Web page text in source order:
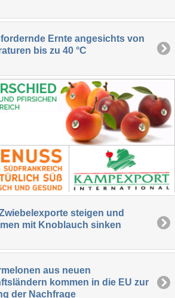
Ernte angesichts von
bis zu 40 °C
steigen und
mit Knoblauch sinken
aus neuen
kommen in die EU zur
der Nachfrage